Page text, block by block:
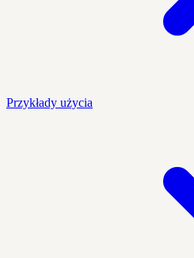
Przykłady użycia